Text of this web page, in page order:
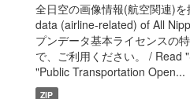
全日空の画像情報(航空関連)
data (airline-related) of All
プンデータ基本ライセンスの
で、ご利用ください。 / Read
"Public Transportation Open...
ZIP